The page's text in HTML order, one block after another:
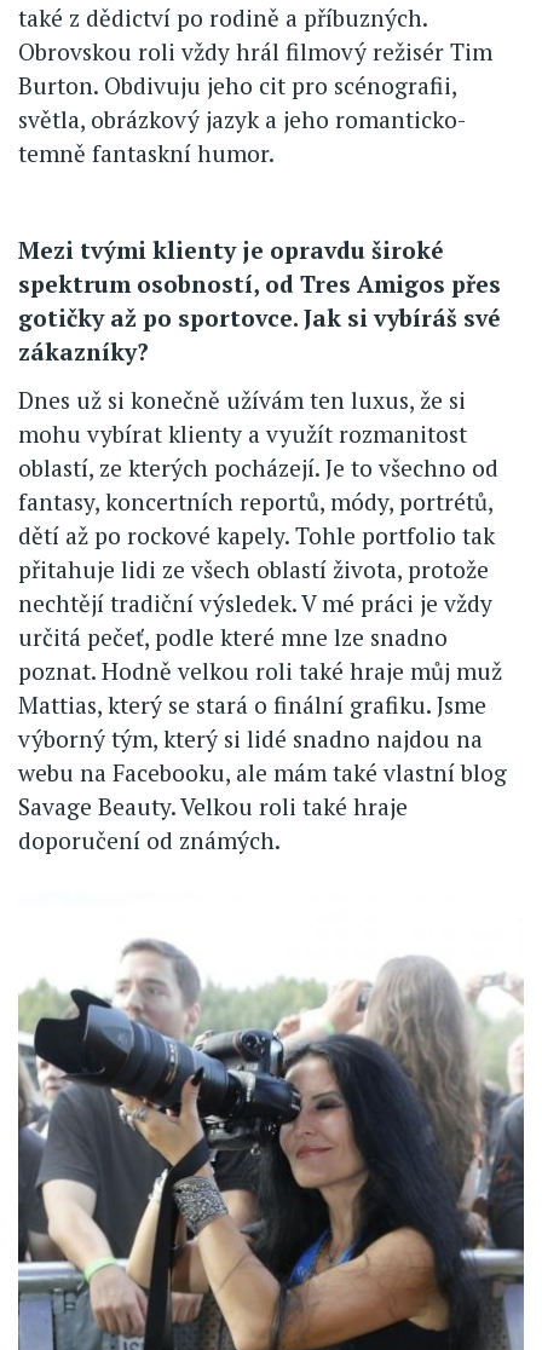
také z dědictví po rodině a příbuzných.
Obrovskou roli vždy hrál filmový režisér Tim
Burton. Obdivuju jeho cit pro scénografii,
světla, obrázkový jazyk a jeho romanticko-
temně fantaskní humor.
Mezi tvými klienty je opravdu široké
spektrum osobností, od Tres Amigos přes
gotičky až po sportovce. Jak si vybíráš své
zákazníky?
Dnes už si konečně užívám ten luxus, že si
mohu vybírat klienty a využít rozmanitost
oblastí, ze kterých pocházejí. Je to všechno od
fantasy, koncertních reportů, módy, portrétů,
dětí až po rockové kapely. Tohle portfolio tak
přitahuje lidi ze všech oblastí života, protože
nechtějí tradiční výsledek. V mé práci je vždy
určitá pečeť, podle které mne lze snadno
poznat. Hodně velkou roli také hraje můj muž
Mattias, který se stará o finální grafiku. Jsme
výborný tým, který si lidé snadno najdou na
webu na Facebooku, ale mám také vlastní blog
Savage Beauty. Velkou roli také hraje
doporučení od známých.